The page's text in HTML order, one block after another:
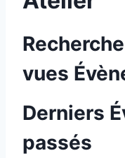
vues
Derniers
passés